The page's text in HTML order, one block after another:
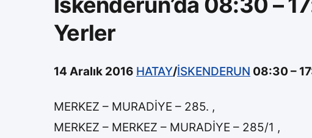
Yerler
14 Aralık 2016 HATAY/İSKENDERUN 08:30 –
MERKEZ – MURADİYE – 285. ,
MERKEZ – MERKEZ – MURADİYE – 285/1 ,